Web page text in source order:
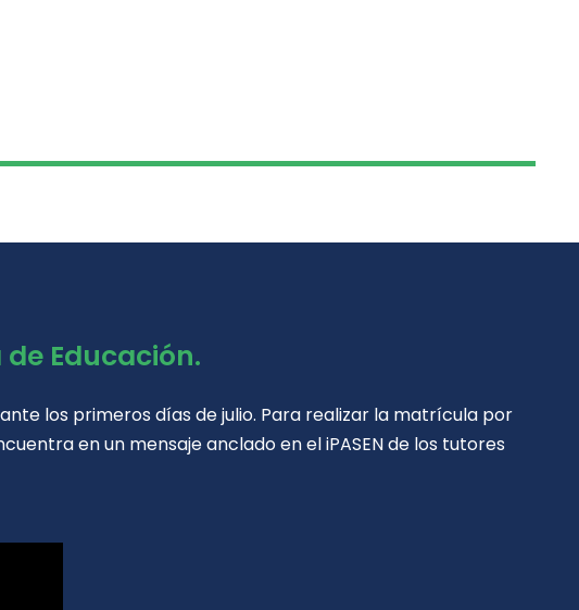
Educación.
los primeros días de julio. Para realizar la matrícula por
en un mensaje anclado en el iPASEN de los tutores